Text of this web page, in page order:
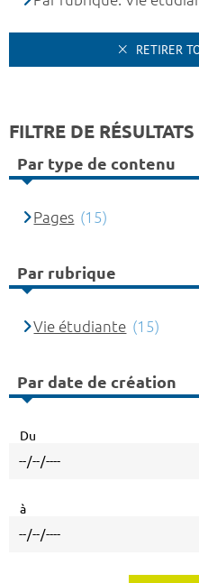
RETIRER
FILTRE DE RÉSULTATS
Par type de contenu
Pages (15)
Par rubrique
Vie étudiante (15)
Par date de création
Du
à